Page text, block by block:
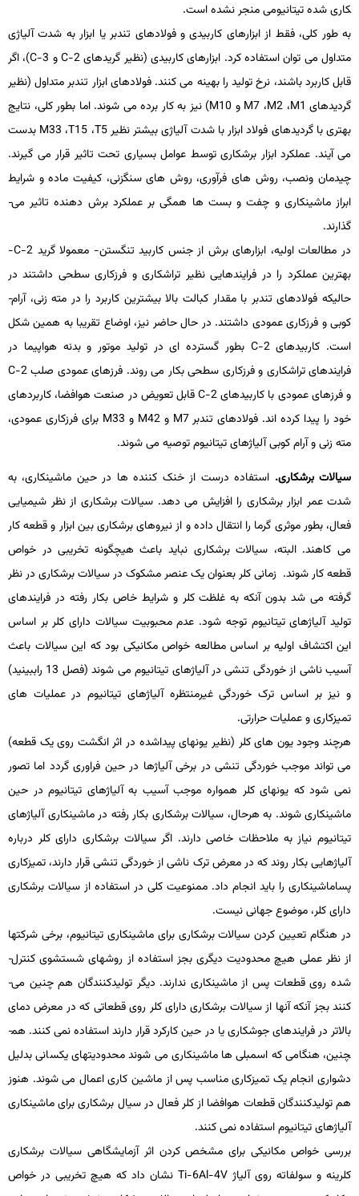
کاری­ شده تیتانیومی منجر نشده است.
به طور کلی، فقط از ابزارهای کاربیدی و فولادهای تندبر یا ابزار به شدت آلیاژی
متداول می ­توان استفاده کرد. ابزارهای کاربیدی (نظیر گریدهایC-2و C-3)، اگر
قابل کاربرد باشند، نرخ تولید را بهینه می­ کنند. فولادهای ابزار تندبر متداول (نظیر
گردیدهای M1،M2، M7 و M10) نیز به کار برده می­ شوند. اما بطور کلی، نتایج
بهتری با گردیدهای فولاد ابزار با شدت آلیاژی بیشتر نظیرT5، T15، M33 بدست
می­ آیند. عملکرد ابزار برشکاری توسط عوامل بسیاری تحت تاثیر قرار می­ گیرند.
چیدمان ونصب، روش­ های فرآوری، روش­ های سنگ­زنی، کیفیت ماده و شرایط
ابراز ماشین­کاری و چفت و بست­ ها همگی بر عملکرد برش ­دهنده تاثیر می­
گذارند.
در مطالعات اولیه، ابزارهای برش از جنس کاربید تنگستن- معمولا گرید C-2
-
بهترین عملکرد را در فرایندهایی نظیر تراشکاری و فرزکاری سطحی داشتند در
حالی­که فولادهای تندبر با مقدار کبالت بالا بیشترین کاربرد را در مته ­زنی، آرام­
کوبی و فرزکاری عمودی داشتند. در حال حاضر نیز، اوضاع تقریبا به همین شکل
است. کاربیدهایC-2 بطور گسترده ­ای در تولید موتور و بدنه هواپیما در
فرایندهای تراشکاری و فرزکاری سطحی بکار می ­روند. فرزهای عمودی صلبC-2
و فرزهای عمودی با کاربیدهایC-2قابل­ تعویض در صنعت هوافضا، کاربردهای
خود را پیدا کرده­ اند. فولادهای تندبرM7 وM42 و M33 برای فرزکاری عمودی،
مته زنی و آرام­ کوبی آلیاژهای تیتانیوم توصیه می­ شوند.
سیالات برشکاری. استفاده درست از خنک کننده ها در حین ماشین­کاری، به
شدت عمر ابزار برشکاری را افزایش می­ دهد. سیالات برشکاری از نظر شیمیایی
فعال، بطور موثری گرما را انتقال داده و از نیروهای برشکاری بین ابزار و قطعه­ کار
می­ کاهند. البته، سیالات برشکاری نباید باعث هیچ­گونه تخریبی در خواص
قطعه­ کار شوند. زمانی کلر بعنوان یک عنصر مشکوک در سیالات برشکاری در نظر
گرفته می­ شد بدون آنکه به غلظت کلر و شرایط خاص بکار رفته در فرایندهای
تولید آلیاژهای تیتانیوم توجه شود. عدم محبوبیت سیالات دارای کلر بر اساس
این اکتشاف اولیه بر اساس مطالعه خواص مکانیکی بود که این سیالات باعث
آسیب ناشی از خوردگی تنشی در آلیاژهای تیتانیوم می ­شوند (فصل 13 راببینید)
و نیز بر اساس ترک­ خوردگی غیرمنتظره آلیاژهای تیتانیوم در عملیات­ های
تمیزکاری و عملیات­ حرارتی.
هرچند وجود یون­ های کلر (نظیر یون­های پیداشده در اثر انگشت روی یک قطعه)
می­ تواند موجب خوردگی تنشی در برخی آلیاژها در حین فراوری گردد اما تصور
نمی­ شود که یون­های کلر همواره موجب آسیب به آلیاژهای تیتانیوم در حین
ماشین­کاری شوند. به هرحال، سیالات برشکاری بکار رفته در ماشین­کاری آلیاژهای
تیتانیوم نیاز به ملاحظات خاصی دارند. اگر سیالات برشکاری دارای کلر درباره
آلیاژهایی بکار روند که در معرض ترک ناشی از خوردگی تنشی قرار دارند، تمیزکاری
پساماشین­کاری را باید انجام داد. ممنوعیت کلی در استفاده از سیالات برشکاری
دارای کلر، موضوع جهانی نیست.
در هنگام تعیین کردن سیالات برشکاری برای ماشین­کاری تیتانیوم، برخی شرکت­ها
از نظر عملی هیچ محدودیت دیگری بجز استفاده از روش­های شستشوی کنترل­
شده روی قطعات پس از ماشین­کاری ندارند. دیگر تولیدکنندگان هم چنین می­
کنند بجز آنکه آنها از سیالات برشکاری دارای کلر روی قطعاتی که در معرض دمای
بالاتر در فرایندهای جوشکاری یا در حین کارکرد قرار دارند استفاده نمی­ کنند. هم­
چنین، هنگامی که اسمبلی­ ها ماشین­کاری می­ شوند محدودیت­های یکسانی بدلیل
دشواری انجام یک تمیزکاری مناسب پس از ماشین­ کاری اعمال می­ شوند. هنوز
هم تولیدکنندگان قطعات هوافضا از کلر فعال در سیال برشکاری برای ماشین­کاری
آلیاژهای تیتانیوم استفاده نمی­ کنند.
بررسی خواص مکانیکی برای مشخص­ کردن اثر آزمایشگاهی سیالات برشکاری
کلرینه و سولفاته روی آلیاژ Ti-6Al-4V نشان داد که هیچ تخریبی در خواص